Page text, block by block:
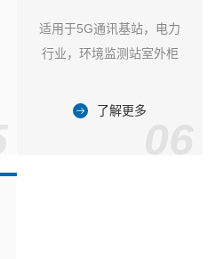
适用于5G通讯基站，电力
行业，环境监测站室外柜
了解更多